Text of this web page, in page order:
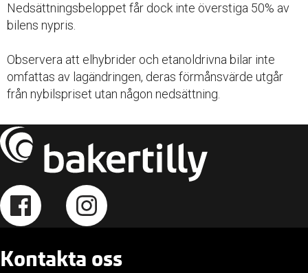
Nedsättningsbeloppet får dock inte överstiga 50% av
bilens nypris.
Observera att elhybrider och etanoldrivna bilar inte
omfattas av lagändringen, deras förmånsvärde utgår
från nybilspriset utan någon nedsättning.
Kontakta oss